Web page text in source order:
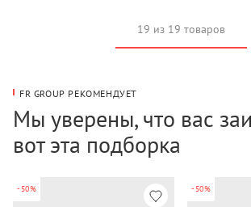
19 из 19 товаров
FR GROUP РЕКОМЕНДУЕТ
Мы уверены, что вас
вот эта подборка
-50% -50%